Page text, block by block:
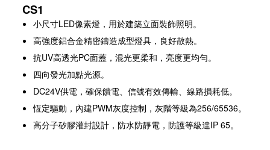
CS1
小尺寸LED像素燈，用於建築立面裝飾照明。
高強度鋁合金精密鑄造成型燈具，良好散熱。
抗UV高透光PC面蓋，混光更柔和，亮度更均勻。
四向發光加點光源。
DC24V供電，確保饋電、信號有效傳輸、線路損耗低。
恆定驅動，內建PWM灰度控制，灰階等級為256/65536。
高分子矽膠灌封設計，防水防靜電，防護等級達IP 65。